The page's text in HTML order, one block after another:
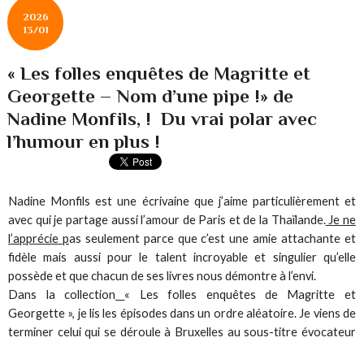
2026
13/01
« Les folles enquêtes de Magritte et
Georgette – Nom d’une pipe !» de
Nadine Monfils, ! Du vrai polar avec
l’humour en plus !
Nadine Monfils est une écrivaine que j’aime particulièrement et
avec qui je partage aussi l’amour de Paris et de la Thaïlande.Je ne
l’apprécie pas seulement parce que c’est une amie attachante et
fidèle mais aussi pour le talent incroyable et singulier qu’elle
possède et que chacun de ses livres nous démontre à l’envi.
Dans la collection
« Les folles enquêtes de Magritte et
Georgette », je lis les épisodes dans un ordre aléatoire. Je viens de
terminer celui qui se déroule à Bruxelles au sous-titre évocateur